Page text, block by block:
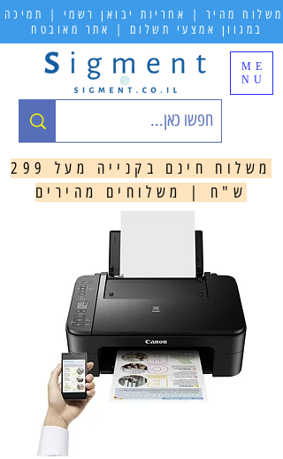
ME
NU
משלוח מהיר | אחריות יבואן רשמי | תמיכה
במגוון אמצעי תשלום | אתר מאובטח
משלוח חינם בקנייה מעל 299
ש"ח | משלוחים מהירים